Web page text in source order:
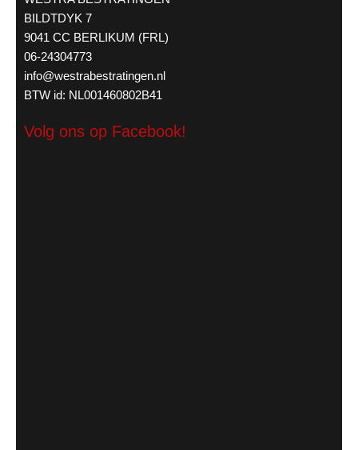
BILDTDYK 7
9041 CC BERLIKUM (FRL)
06-24304773
info@westrabestratingen.nl
BTW id: NL001460802B41
Volg ons op Facebook!